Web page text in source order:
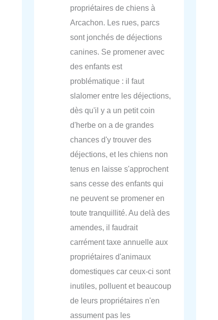
propriétaires de chiens à
Arcachon. Les rues, parcs
sont jonchés de déjections
canines. Se promener avec
des enfants est
problématique : il faut
slalomer entre les déjections,
dès qu'il y a un petit coin
d'herbe on a de grandes
chances d'y trouver des
déjections, et les chiens non
tenus en laisse s'approchent
sans cesse des enfants qui
ne peuvent se promener en
toute tranquillité. Au delà des
amendes, il faudrait
carrément taxe annuelle aux
propriétaires d'animaux
domestiques car ceux-ci sont
inutiles, polluent et beaucoup
de leurs propriétaires n'en
assument pas les